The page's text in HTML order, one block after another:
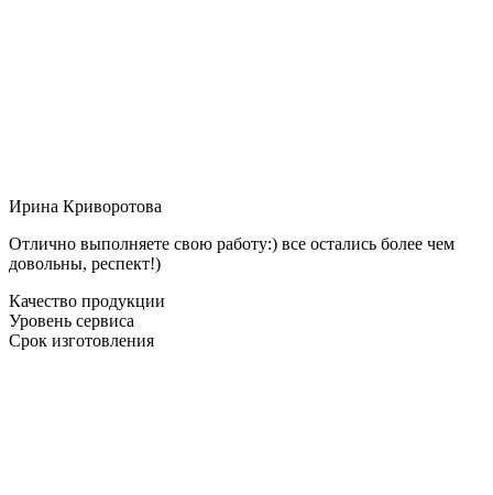
Ирина Криворотова
Отлично выполняете свою работу:) все остались более чем
довольны, респект!)
Качество продукции
Уровень сервиса
Срок изготовления